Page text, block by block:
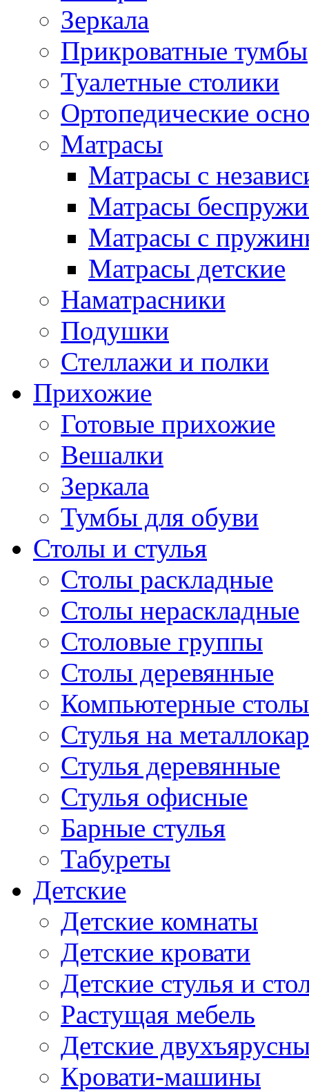
Зеркала
Прикроватные тумбы
Туалетные столики
Ортопедические
Матрасы
Матрасы с
Матрасы
Матрасы с
Матрасы детские
Наматрасники
Подушки
Стеллажи и полки
Прихожие
Готовые прихожие
Вешалки
Зеркала
Тумбы для обуви
Столы и стулья
Столы раскладные
Столы нераскладные
Столовые группы
Столы деревянные
Компьютерные столы
Стулья на
Стулья деревянные
Стулья офисные
Барные стулья
Табуреты
Детские
Детские комнаты
Детские кровати
Детские стулья и
Растущая мебель
Детские
Кровати-машины